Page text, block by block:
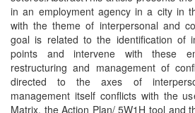
in an employment agency in a city in
with the theme of interpersonal and
goal is related to the identification of
points and intervene with these
restructuring and management of
directed to the axes of
management itself conflicts with the
Matrix, the Action Plan/ 5W1H tool and